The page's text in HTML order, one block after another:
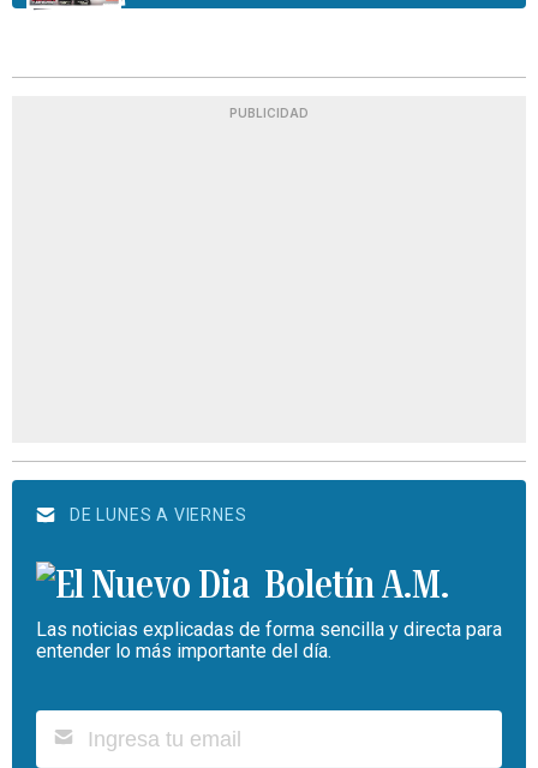
PUBLICIDAD
DE LUNES A VIERNES
Boletín A.M.
Las noticias explicadas de forma sencilla y directa para
entender lo más importante del día.